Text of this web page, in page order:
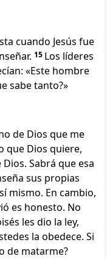
cuando Jesús fue
15 Los líderes
«Este hombre
sabe tanto?»
de Dios que me
que Dios quiere,
Sabrá que esa
sus propias
mismo. En cambio,
es honesto. No
les dio la ley,
la obedece. Si
de matarme?